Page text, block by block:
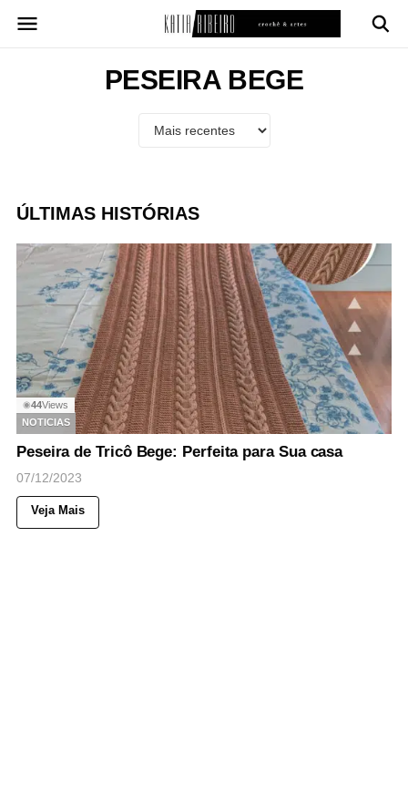
para
PESEIRA BEGE
ÚLTIMAS HISTÓRIAS
◉44Views
NOTICIAS
Peseira de Tricô Bege: Perfeita para Sua casa
07/12/2023
Veja Mais